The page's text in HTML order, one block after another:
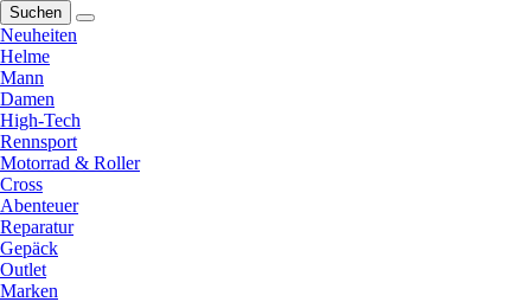
Suchen
Neuheiten
Helme
Mann
Damen
High-Tech
Rennsport
Motorrad & Roller
Cross
Abenteuer
Reparatur
Gepäck
Outlet
Marken